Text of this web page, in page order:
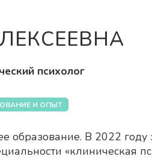
психолог
И ОПЫТ
образование. В 2022 году
«клиническая